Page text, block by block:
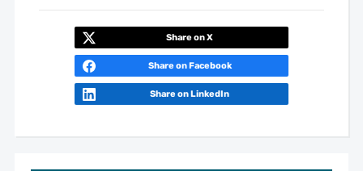
Share on X
Share on Facebook
Share on LinkedIn